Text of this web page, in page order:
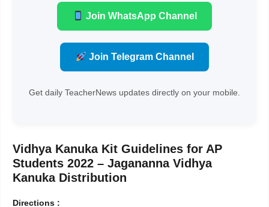
Join WhatsApp Channel
Join Telegram Channel
Get daily TeacherNews updates directly on your mobile.
Vidhya Kanuka Kit Guidelines for AP
Students 2022 – Jagananna Vidhya
Kanuka Distribution
Directions :